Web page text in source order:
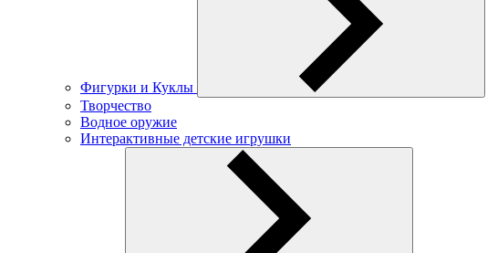
Фигурки и Куклы
Творчество
Водное оружие
Интерактивные детские игрушки